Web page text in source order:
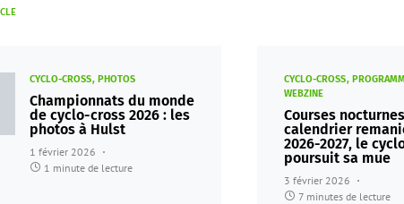
CYCLO-CROSS PHOTOS
Championnats du monde
de cyclo-cross 2026 : les
photos à Hulst
1 février 2026
1 minute de lecture
CYCLO-CROSS
WEBZINE
Courses
calendrier
2026-2027, le
poursuit sa mue
3 février 2026
7 minutes de lecture